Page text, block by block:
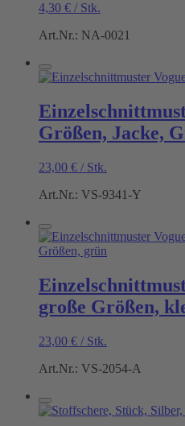
4,30 € / Stk.
Art.Nr.: NA-0021
Größen, Jacke,
23,00 € / Stk.
Art.Nr.: VS-9341-Y
große Größen,
23,00 € / Stk.
Art.Nr.: VS-2054-A